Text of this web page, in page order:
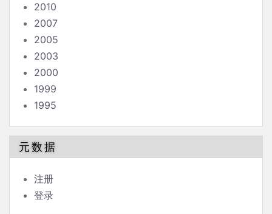
2010
2007
2005
2003
2000
1999
1995
元数据
注册
登录